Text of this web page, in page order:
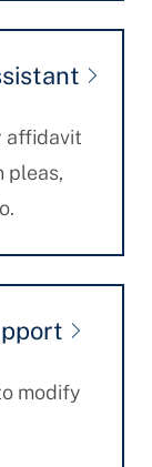
affidavit
pleas,
modify